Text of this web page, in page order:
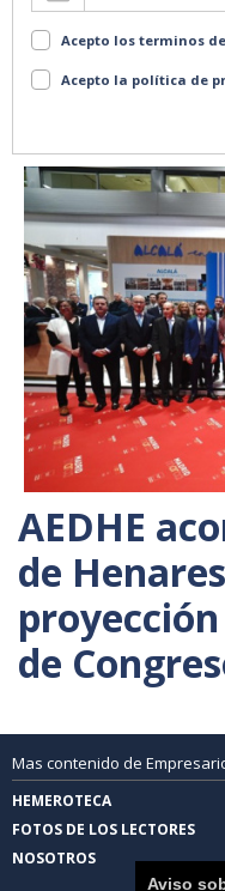
Acepto los terminos
Acepto la política de
AEDHE
de
de
Mas contenido de
HEMEROTECA
FOTOS DE LOS LECTORES
NOSOTROS
Aviso